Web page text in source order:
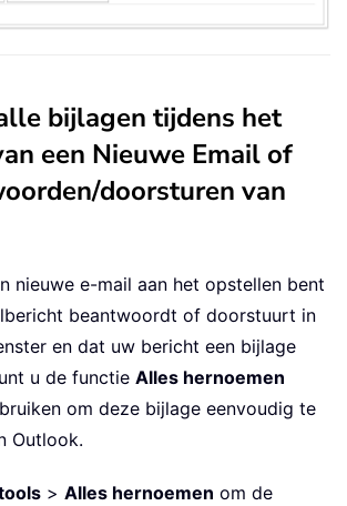
bijlagen tijdens het
een Nieuwe Email of
doorsturen van
nieuwe e-mail aan het opstellen bent
beantwoordt of doorstuurt in
en dat uw bericht een bijlage
u de functie Alles hernoemen
om deze bijlage eenvoudig te
Outlook.
> Alles hernoemen om de